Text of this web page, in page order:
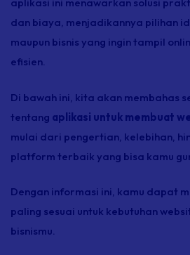
dan biaya, menjadikannya pilihan
maupun bisnis yang ingin tampil
efisien.
Di bawah ini, kita akan membahas
tentang aplikasi untuk membuat
mulai dari pengertian, kelebihan,
platform terbaik yang bisa kamu
Dengan informasi ini, kamu dapat
paling sesuai untuk kebutuhan
bisnismu.